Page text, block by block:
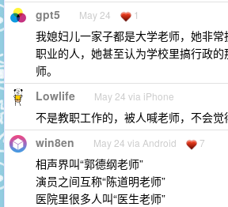
gpt5 May 24 1
我媳妇儿一家子都是大学老师，她非
职业的人，她甚至认为学校里搞行政
师。
Lowlife May 24 via iPhone
不是教职工作的，被人喊老师，不会觉
win8en May 24 via Android 7
相声界叫“郭德纲老师”
演员之间互称“陈道明老师”
医院里很多人叫“医生老师”